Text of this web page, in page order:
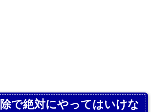
で絶対にやってはいけな